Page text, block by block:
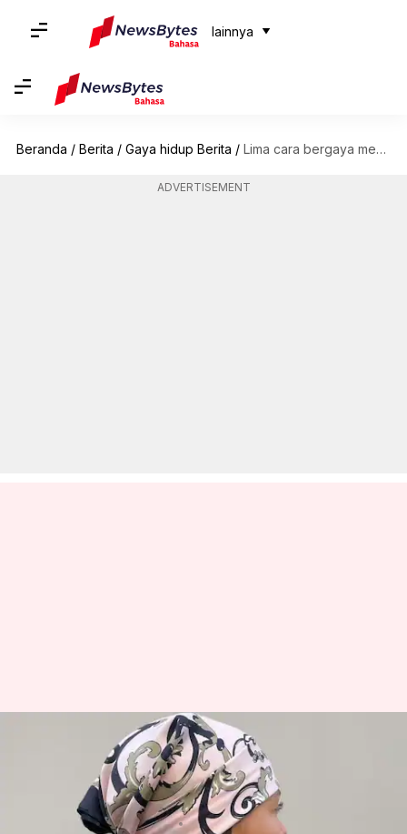
lainnya
Beranda / Berita / Gaya hidup Berita / Lima cara bergaya menggunakan bandana sutra musim dingin di India
ADVERTISEMENT
Lima cara bergaya
menggunakan bandana sutra
musim dingin di India
Bob Jan 20, 2026 11:42 am